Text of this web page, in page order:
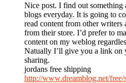
Nice post. I find out
blogs everyday. It is going to
read content from other writers
from their store. I’d prefer to
content on my weblog
Natually I’ll give you a link
sharing.
jordans free shipping
http://www.dreamblog.net/free/